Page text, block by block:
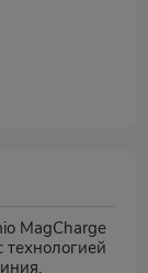
MagCharge
технологией